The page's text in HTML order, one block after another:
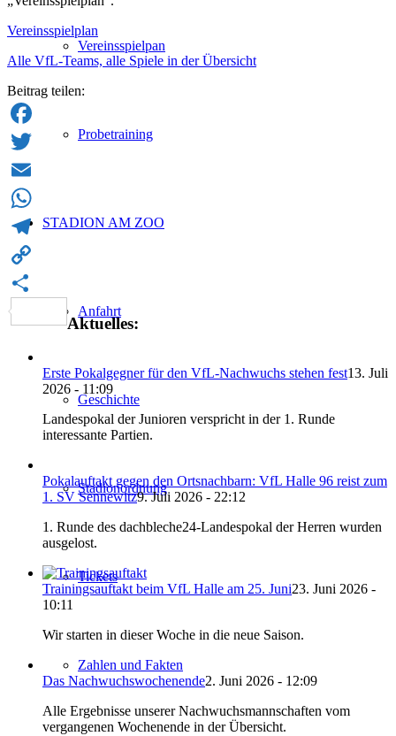
Vereinsspielpan
Probetraining
STADION AM ZOO
Anfahrt
Geschichte
Stadionordnung
Tickets
Zahlen und Fakten
Vereinsspielplan
Alle VfL-Teams, alle Spiele in der Übersicht
Beitrag teilen:
Facebook
Twitter
Email
WhatsApp
Telegram
Copy
Link
Teilen
Aktuelles:
Erste Pokalgegner für den VfL-Nachwuchs stehen fest13. Juli
2026 - 11:09
Landespokal der Junioren verspricht in der 1. Runde
interessante Partien.
Pokalauftakt gegen den Ortsnachbarn: VfL Halle 96 reist zum
1. SV Sennewitz9. Juli 2026 - 22:12
1. Runde des dachbleche24-Landespokal der Herren wurden
ausgelost.
Trainingsauftakt beim VfL Halle am 25. Juni23. Juni 2026 -
10:11
Wir starten in dieser Woche in die neue Saison.
Das Nachwuchswochenende2. Juni 2026 - 12:09
Alle Ergebnisse unserer Nachwuchsmannschaften vom
vergangenen Wochenende in der Übersicht.